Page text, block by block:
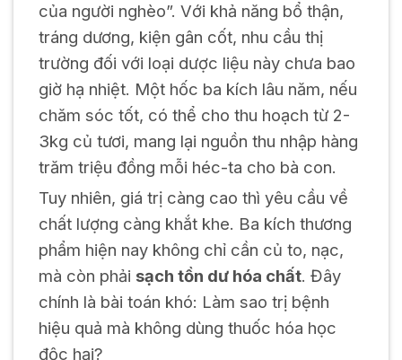
của người nghèo”. Với khả năng bổ thận,
tráng dương, kiện gân cốt, nhu cầu thị
trường đối với loại dược liệu này chưa bao
giờ hạ nhiệt. Một hốc ba kích lâu năm, nếu
chăm sóc tốt, có thể cho thu hoạch từ 2-
3kg củ tươi, mang lại nguồn thu nhập hàng
trăm triệu đồng mỗi héc-ta cho bà con.
Tuy nhiên, giá trị càng cao thì yêu cầu về
chất lượng càng khắt khe. Ba kích thương
phẩm hiện nay không chỉ cần củ to, nạc,
mà còn phải sạch tồn dư hóa chất. Đây
chính là bài toán khó: Làm sao trị bệnh
hiệu quả mà không dùng thuốc hóa học
độc hại?